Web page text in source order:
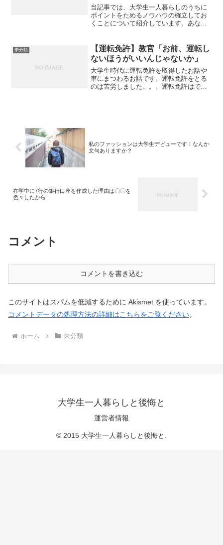
当記事では、大学生一人暮らしのうちに
ポイントをためるノウハウの確立してお
くことについて紹介しています。あなた
めています。大学時代にポイントをため
るノウハウを確立しておけ...
未分類
【運転免許】教官「お前、運転し
ないほうがいいんじゃないか」
大学生時代に運転免許を取得したお話や
車にまつわるお話です。運転免許をとる
のは苦労しました。。。運転免許はでき
私のファッションは大学生デビューです！なんか
文句ありますか？
在学中に7行の銀行口座を作成した理由は〇〇を
色々したから
コメント
コメントを書き込む
このサイトはスパムを低減するために Akismet を使っています。
コメントデータの処理方法の詳細はこちらをご覧ください。
ホーム 未分類
大学生一人暮らしと後悔と
運営者情報
© 2015 大学生一人暮らしと後悔と.